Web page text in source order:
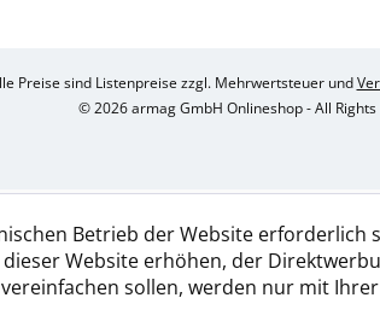
Preise sind Listenpreise zzgl. Mehrwertsteuer und
© 2026 armag GmbH Onlineshop - All
Betrieb der Website erforderlich
Website erhöhen, der
sollen, werden nur mit